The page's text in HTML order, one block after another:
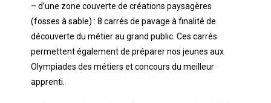
– d’une zone couverte de créations paysagères
(fosses à sable) : 8 carrés de pavage à finalité de
découverte du métier au grand public. Ces carrés
permettent également de préparer nos jeunes aux
Olympiades des métiers et concours du meilleur
apprenti.